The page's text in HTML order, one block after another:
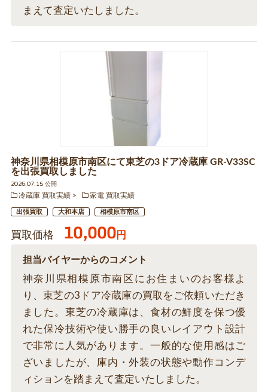
まえて査定いたしました。
神奈川県相模原市南区にて東芝の3ドア冷蔵庫 GR-V33SC
を出張買取しました
2026.07.15 公開
冷蔵庫 買取実績
家電 買取実績
出張買取 大和本店 相模原市南区
買取価格 10,000円
担当バイヤーからのコメント
神奈川県相模原市南区にお住まいのお客様よ
り、東芝の3ドア冷蔵庫の買取をご依頼いただき
ました。東芝の冷蔵庫は、食材の鮮度を保つ優
れた保冷技術や使い勝手の良いレイアウト設計
で非常に人気があります。一般的な使用感はご
ざいましたが、庫内・外装の状態や動作コンデ
ィションを踏まえて査定いたしました。